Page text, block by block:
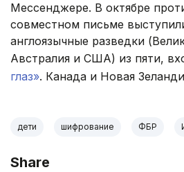
Мессенджере. В октябре
совместном письме
англоязычные разведки
Австралия и США) из пяти,
глаз». Канада и Новая
дети шифрование ФБР
Share